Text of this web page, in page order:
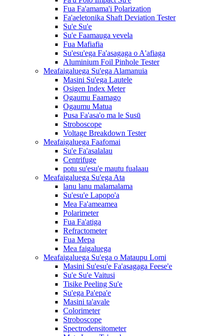
Fua Fa'amama'i Polarization
Fa'aeletonika Shaft Deviation Tester
Su'e Su'e
Su'e Faamauga vevela
Fua Mafiafia
Su'esu'ega Fa'asagaga o A'afiaga
Aluminium Foil Pinhole Tester
Meafaigaluega Su'ega Alamanuia
Masini Su'ega Lautele
Osigen Index Meter
Ogaumu Faamago
Ogaumu Matua
Pusa Fa'asa'o ma le Susū
Stroboscope
Voltage Breakdown Tester
Meafaigaluega Faafomai
Su'e Fa'asalalau
Centrifuge
potu su'esu'e mautu fualaau
Meafaigaluega Su'ega Ata
lanu lanu malamalama
Su'esu'e Lapopo'a
Mea Fa'ameamea
Polarimeter
Fua Fa'atiga
Refractometer
Fua Mepa
Mea faigaluega
Meafaigaluega Su'ega o Mataupu Lomi
Masini Su'esu'e Fa'asagaga Feese'e
Su'e Su'e Vaitusi
Tisike Peeling Su'e
Su'ega Pa'epa'e
Masini ta'avale
Colorimeter
Stroboscope
Spectrodensitometer